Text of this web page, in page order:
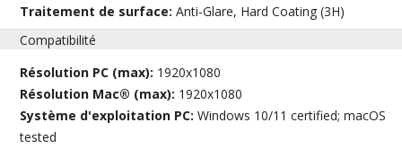
Traitement de surface:Anti-Glare, Hard Coating (3H)
Compatibilité
Résolution PC (max): 1920x1080
Résolution Mac® (max): 1920x1080
Système d'exploitation PC:Windows 10/11 certified; macOS
tested